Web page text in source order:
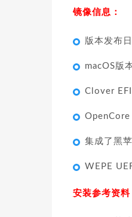
镜像信息：
版本发布
macOS版
Clover
集成了黑
WEPE
安装参考资料